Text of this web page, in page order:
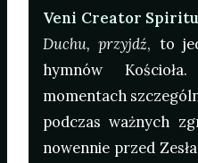
Veni Creator
Duchu, przyjdź, to
hymnów
momentach
podczas ważnych
nowennie przed